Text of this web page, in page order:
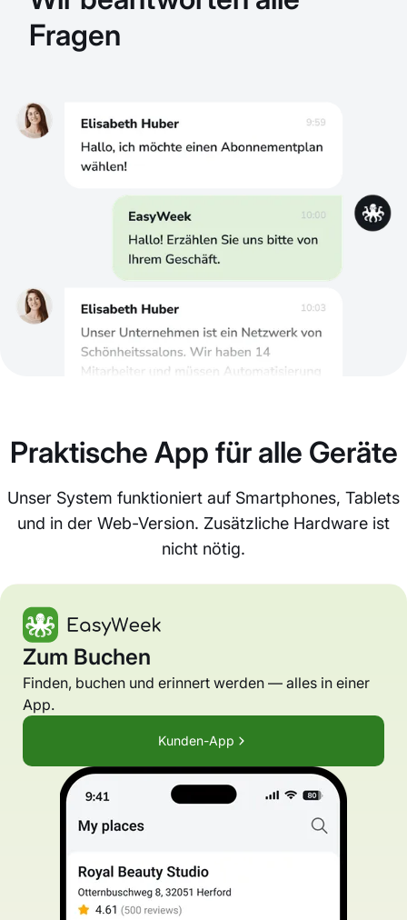
Fragen
Praktische App für alle Geräte
Unser System funktioniert auf Smartphones, Tablets
und in der Web-Version. Zusätzliche Hardware ist
nicht nötig.
Zum Buchen
Finden, buchen und erinnert werden — alles in einer
App.
Kunden-App